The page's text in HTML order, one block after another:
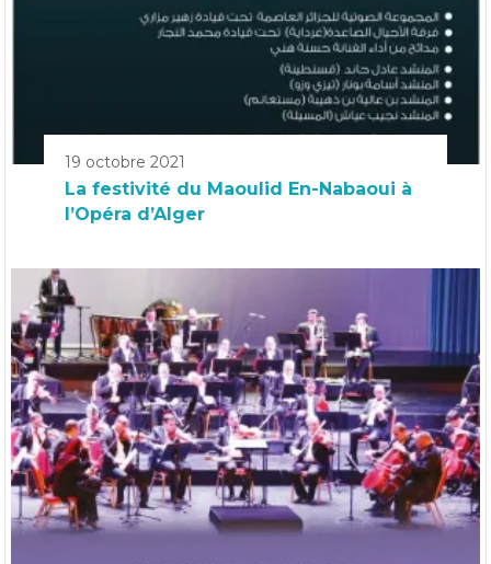
19 octobre 2021
La festivité du Maoulid En-Nabaoui à
l’Opéra d’Alger